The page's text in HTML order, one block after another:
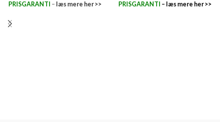
PRISGARANTI – læs mere her >>
PRISGARANTI – læs mere her >>